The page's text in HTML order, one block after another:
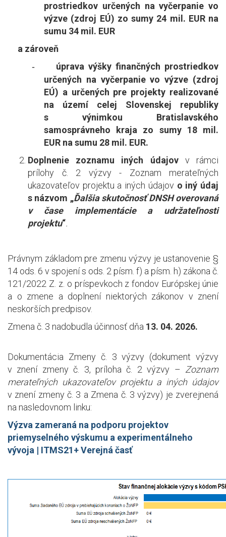
prostriedkov určených na vyčerpanie vo
výzve (zdroj EÚ) zo sumy 24 mil. EUR na
sumu 34 mil. EUR
a zároveň
-
úprava výšky finančných prostriedkov
určených na vyčerpanie vo výzve (zdroj
EÚ) a určených pre projekty realizované
na území celej Slovenskej republiky
s výnimkou Bratislavského
samosprávneho kraja zo sumy 18 mil.
EUR na sumu 28 mil. EUR.
Doplnenie zoznamu iných údajov v rámci
prílohy č. 2 výzvy - Zoznam merateľných
ukazovateľov projektu a iných údajovo iný údaj
s názvom „Ďalšia skutočnosť DNSH overovaná
v čase implementácie a udržateľnosti
projektu“.
Právnym základom pre zmenu výzvy je ustanovenie §
14 ods. 6 v spojení s ods. 2 písm. f) a písm. h) zákona č.
121/2022 Z. z. o príspevkoch z fondov Európskej únie
a o zmene a doplnení niektorých zákonov v znení
neskorších predpisov.
Zmena č. 3 nadobudla účinnosť dňa 13. 04. 2026.
Dokumentácia Zmeny č. 3 výzvy (dokument výzvy
v znení zmeny č. 3, príloha č. 2 výzvy – Zoznam
merateľných ukazovateľov projektu a iných údajov
v znení zmeny č. 3 a Zmena č. 3 výzvy) je zverejnená
na nasledovnom linku:
Výzva zameraná na podporu projektov
priemyselného výskumu a experimentálneho
vývoja | ITMS21+ Verejná časť